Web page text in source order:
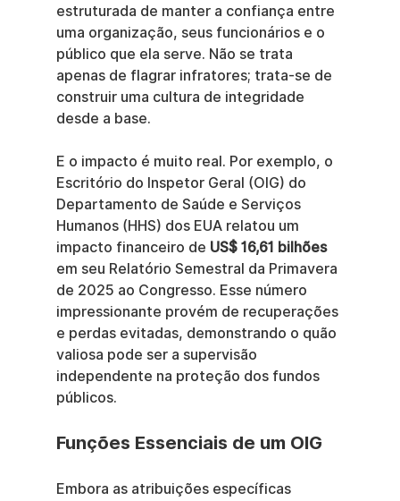
estruturada de manter a confiança entre
uma organização, seus funcionários e o
público que ela serve. Não se trata
apenas de flagrar infratores; trata-se de
construir uma cultura de integridade
desde a base.
E o impacto é muito real. Por exemplo, o
Escritório do Inspetor Geral (OIG) do
Departamento de Saúde e Serviços
Humanos (HHS) dos EUA relatou um
impacto financeiro de US$ 16,61 bilhões
em seu Relatório Semestral da Primavera
de 2025 ao Congresso. Esse número
impressionante provém de recuperações
e perdas evitadas, demonstrando o quão
valiosa pode ser a supervisão
independente na proteção dos fundos
públicos.
Funções Essenciais de um OIG
Embora as atribuições específicas